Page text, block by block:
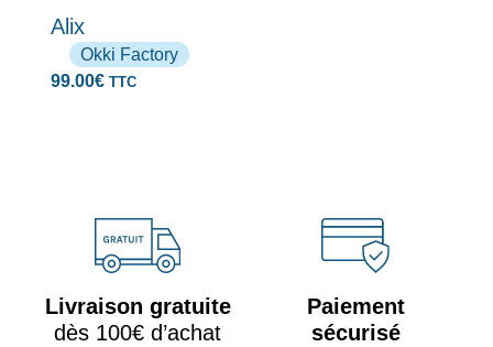
Alix
Okki Factory
99.00€ TTC
Livraison gratuite
dès 100€ d’achat
Paiement
sécurisé